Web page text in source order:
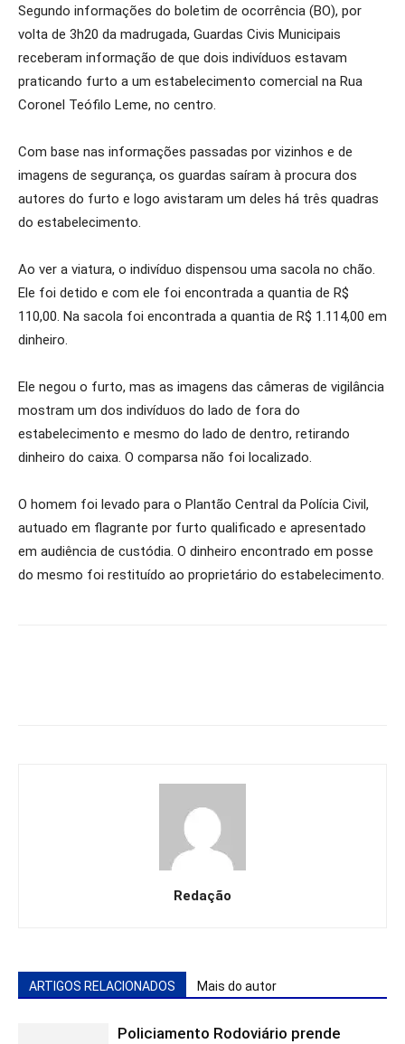
Segundo informações do boletim de ocorrência (BO), por
volta de 3h20 da madrugada, Guardas Civis Municipais
receberam informação de que dois indivíduos estavam
praticando furto a um estabelecimento comercial na Rua
Coronel Teófilo Leme, no centro.
Com base nas informações passadas por vizinhos e de
imagens de segurança, os guardas saíram à procura dos
autores do furto e logo avistaram um deles há três quadras
do estabelecimento.
Ao ver a viatura, o indivíduo dispensou uma sacola no chão.
Ele foi detido e com ele foi encontrada a quantia de R$
110,00. Na sacola foi encontrada a quantia de R$ 1.114,00 em
dinheiro.
Ele negou o furto, mas as imagens das câmeras de vigilância
mostram um dos indivíduos do lado de fora do
estabelecimento e mesmo do lado de dentro, retirando
dinheiro do caixa. O comparsa não foi localizado.
O homem foi levado para o Plantão Central da Polícia Civil,
autuado em flagrante por furto qualificado e apresentado
em audiência de custódia. O dinheiro encontrado em posse
do mesmo foi restituído ao proprietário do estabelecimento.
Redação
ARTIGOS RELACIONADOS Mais do autor
Policiamento Rodoviário prende